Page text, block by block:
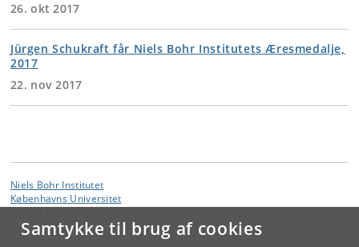
Samtykke til brug af cookies
26. okt 2017
Jürgen Schukraft får Niels Bohr Institutets Æresmedalje,
2017
22. nov 2017
Niels Bohr Institutet
Københavns Universitet